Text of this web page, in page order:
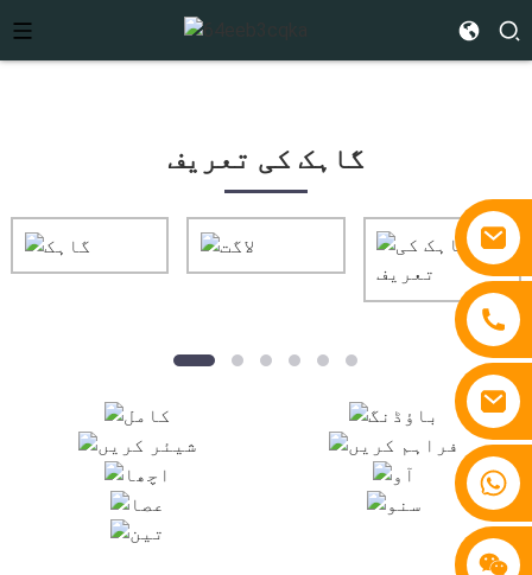
+86 15810767862
گاہک کی تعریف